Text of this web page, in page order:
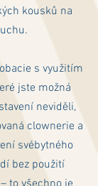
kousků na
s využitím
jste možná
neviděli,
clownerie a
svébytného
bez použití